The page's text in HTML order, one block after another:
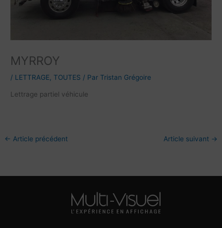
MYRROY
/ LETTRAGE ,TOUTES / ParTristan Grégoire
Lettrage partiel véhicule
← Article précédent Article suivant →